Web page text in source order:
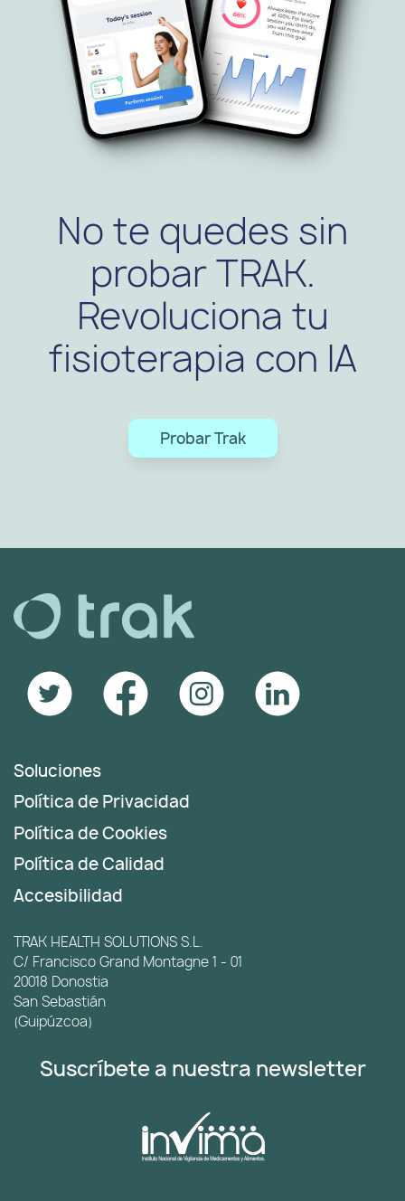
No te quedes sin
probar TRAK.
Revoluciona tu
fisioterapia con IA
Probar Trak
Soluciones
Política de Privacidad
Política de Cookies
Política de Calidad
Accesibilidad
TRAK HEALTH SOLUTIONS S.L.
C/ Francisco Grand Montagne 1 - 01
20018 Donostia
San Sebastián
(Guipúzcoa)
Suscríbete a nuestra newsletter